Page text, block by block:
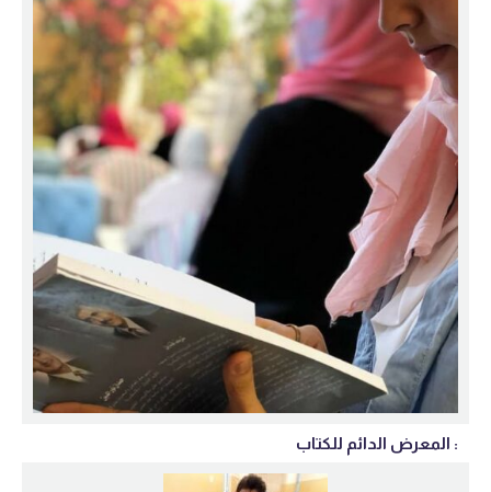
المعرض الدائم للكتاب :